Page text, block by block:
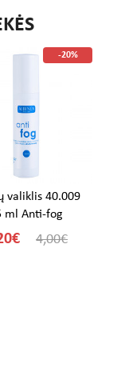
-20%
valiklis 40.009
ml Anti-fog
4,00€